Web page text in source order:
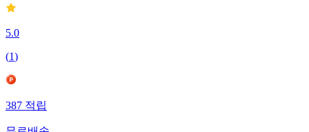
5.0
(1)
387 적립